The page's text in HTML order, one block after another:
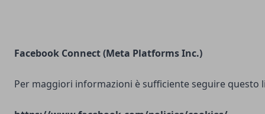
Facebook Connect (Meta Platforms Inc.)
Per maggiori informazioni è sufficiente seguire questo